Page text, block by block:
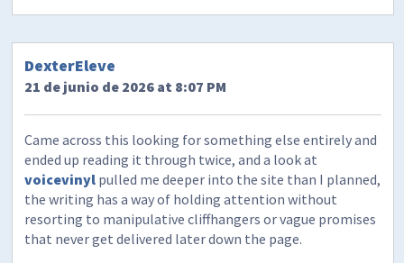
DexterEleve
21 de junio de 2026 at 8:07 PM
Came across this looking for something else entirely and
ended up reading it through twice, and a look at
voicevinyl pulled me deeper into the site than I planned,
the writing has a way of holding attention without
resorting to manipulative cliffhangers or vague promises
that never get delivered later down the page.